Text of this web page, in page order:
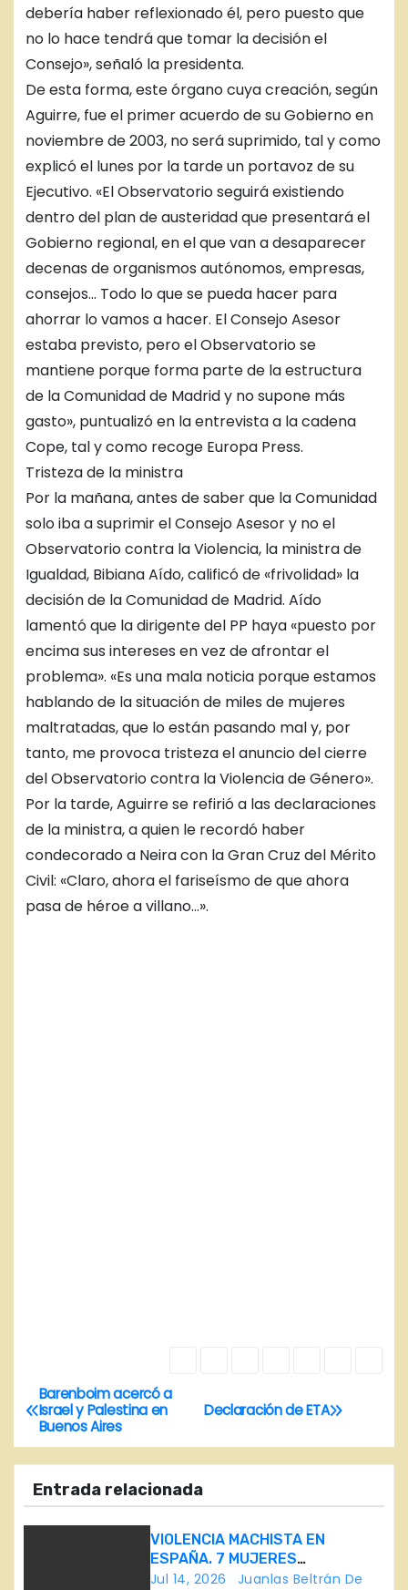
debería haber reflexionado él, pero puesto que
no lo hace tendrá que tomar la decisión el
Consejo», señaló la presidenta.
De esta forma, este órgano cuya creación, según
Aguirre, fue el primer acuerdo de su Gobierno en
noviembre de 2003, no será suprimido, tal y como
explicó el lunes por la tarde un portavoz de su
Ejecutivo. «El Observatorio seguirá existiendo
dentro del plan de austeridad que presentará el
Gobierno regional, en el que van a desaparecer
decenas de organismos autónomos, empresas,
consejos… Todo lo que se pueda hacer para
ahorrar lo vamos a hacer. El Consejo Asesor
estaba previsto, pero el Observatorio se
mantiene porque forma parte de la estructura
de la Comunidad de Madrid y no supone más
gasto», puntualizó en la entrevista a la cadena
Cope, tal y como recoge Europa Press.
Tristeza de la ministra
Por la mañana, antes de saber que la Comunidad
solo iba a suprimir el Consejo Asesor y no el
Observatorio contra la Violencia, la ministra de
Igualdad, Bibiana Aído, calificó de «frivolidad» la
decisión de la Comunidad de Madrid. Aído
lamentó que la dirigente del PP haya «puesto por
encima sus intereses en vez de afrontar el
problema». «Es una mala noticia porque estamos
hablando de la situación de miles de mujeres
maltratadas, que lo están pasando mal y, por
tanto, me provoca tristeza el anuncio del cierre
del Observatorio contra la Violencia de Género».
Por la tarde, Aguirre se refirió a las declaraciones
de la ministra, a quien le recordó haber
condecorado a Neira con la Gran Cruz del Mérito
Civil: «Claro, ahora el fariseísmo de que ahora
pasa de héroe a villano…».
N
a
v
e
Declaración de ETA
Barenboim acercó a
Israel y Palestina en
Buenos Aires
Entrada relacionada
VIOLENCIA MACHISTA EN
ESPAÑA. 7 MUJERES
ASESINADAS EN 11 DÍAS
Jul 14, 2026
Juanlas Beltrán De